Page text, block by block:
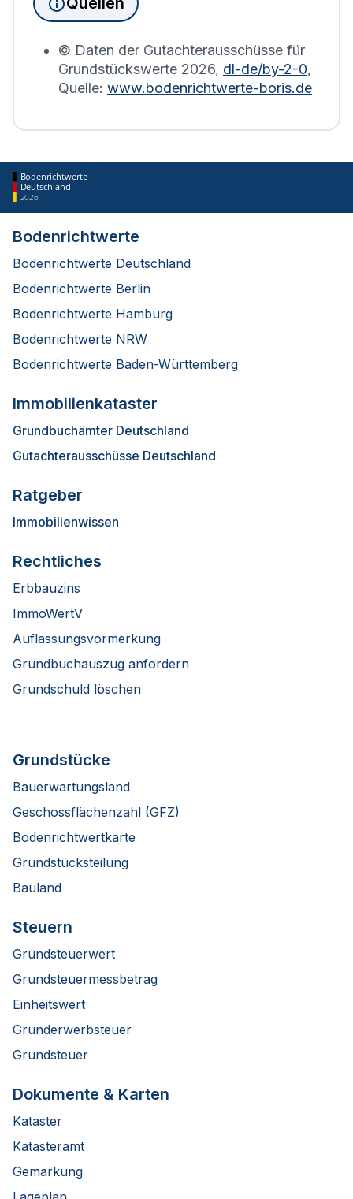
Bodenrichtwerts des entsprechenden Jahres
© Daten der Gutachterausschüsse für
Grundstückswerte 2026, dl-de/by-2-0,
Quelle: www.bodenrichtwerte-boris.de
Bodenrichtwerte
Deutschland
2026
Bodenrichtwerte
Bodenrichtwerte Deutschland
Bodenrichtwerte Berlin
Bodenrichtwerte Hamburg
Bodenrichtwerte NRW
Bodenrichtwerte Baden-Württemberg
Immobilienkataster
Grundbuchämter Deutschland
Gutachterausschüsse Deutschland
Ratgeber
Immobilienwissen
Rechtliches
Erbbauzins
ImmoWertV
Auflassungsvormerkung
Grundbuchauszug anfordern
Grundschuld löschen
Grundstücke
Bauerwartungsland
Geschossflächenzahl (GFZ)
Bodenrichtwertkarte
Grundstücksteilung
Bauland
Steuern
Grundsteuerwert
Grundsteuermessbetrag
Einheitswert
Grunderwerbsteuer
Grundsteuer
Dokumente & Karten
Kataster
Katasteramt
Gemarkung